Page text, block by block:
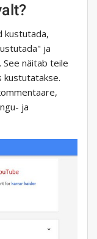
kustutada,
ja
See näitab teile
kustutatakse.
ja